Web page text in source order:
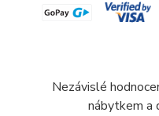
Nezávislé
nábytkem a